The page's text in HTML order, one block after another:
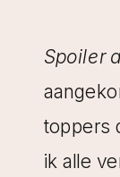
Spoiler
toppers
ik alle